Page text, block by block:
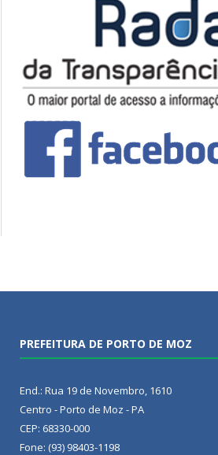
PREFEITURA DE PORTO DE MOZ
End.: Rua 19 de Novembro, 1610
Centro - Porto de Moz - PA
CEP: 68330-000
Fone: (93) 98403-1198